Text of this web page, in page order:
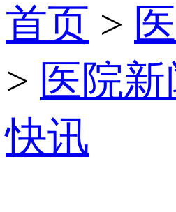
首页 >
> 医院新
快讯